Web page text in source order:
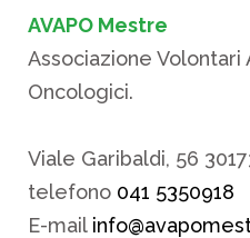
AVAPO Mestre
Associazione Volontari
Oncologici.
Viale Garibaldi, 56
telefono 041 5350918
E-mail